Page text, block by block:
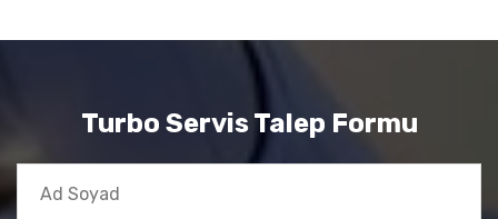
Turbo Servis Talep Formu